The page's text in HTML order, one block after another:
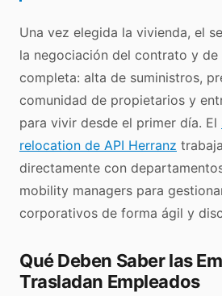
Una vez elegida la vivienda, el
la negociación del contrato y de
completa: alta de suministros,
comunidad de propietarios y
para vivir desde el primer día. El
relocation de API Herranz
directamente con
mobility managers para
corporativos de forma ágil y
Qué Deben Saber las
Trasladan Empleados